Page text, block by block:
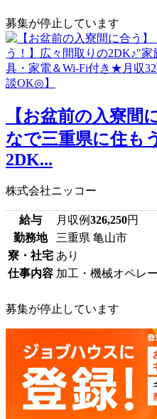
募集が停止しています
【お盆前の入寮間
なで三重県に住も
2DK...
株式会社ニッコー
給与 月収例326,250円
勤務地
三重県 亀山市
寮・社宅 あり
仕事内容 加工・機械オペレ
募集が停止しています